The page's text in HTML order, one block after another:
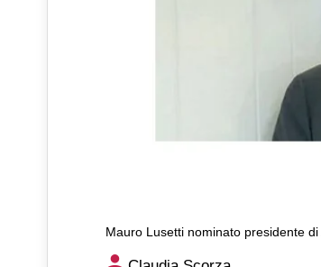
Mauro Lusetti nominato presidente di
Mauro Lusetti